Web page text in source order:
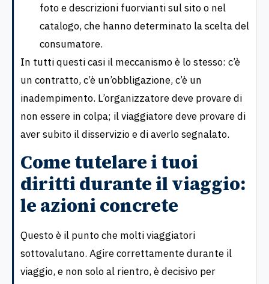
foto e descrizioni fuorvianti sul sito o nel
catalogo, che hanno determinato la scelta del
consumatore.
In tutti questi casi il meccanismo è lo stesso: c’è
un contratto, c’è un’obbligazione, c’è un
inadempimento. L’organizzatore deve provare di
non essere in colpa; il viaggiatore deve provare di
aver subito il disservizio e di averlo segnalato.
Come tutelare i tuoi
diritti durante il viaggio:
le azioni concrete
Questo è il punto che molti viaggiatori
sottovalutano. Agire correttamente durante il
viaggio, e non solo al rientro, è decisivo per